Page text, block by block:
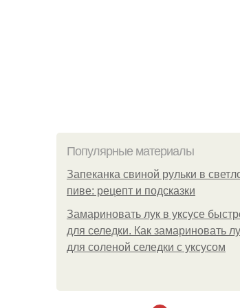
Популярные материалы
Запеканка свиной рульки в
пиве: рецепт и подсказки
Замариновать лук в уксусе
для селедки. Как замариновать
для соленой селедки с уксусом